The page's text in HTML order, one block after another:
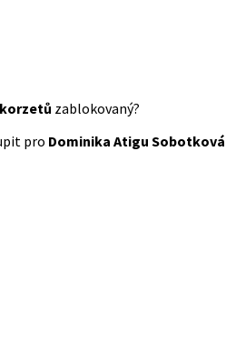
zablokovaný?
pro Dominika Atigu Sobotková